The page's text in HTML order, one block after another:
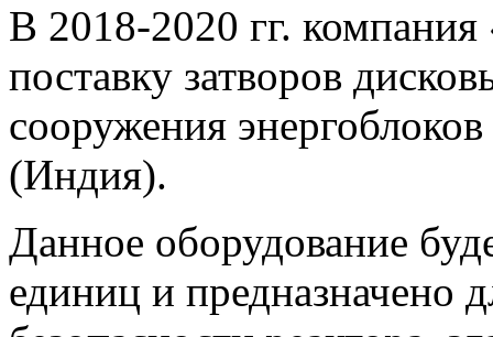
В 2018-2020 гг.
поставку затворов
сооружения
(Индия).
Данное оборудование
единиц и предназначено